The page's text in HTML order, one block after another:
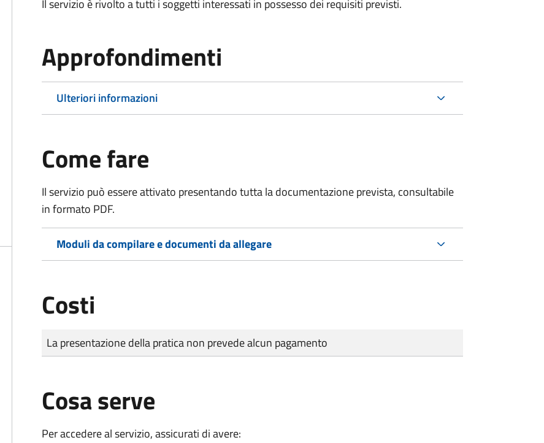
Il servizio è rivolto a tutti i soggetti interessati in possesso dei requisiti previsti.
Approfondimenti
Ulteriori informazioni
Come fare
Il servizio può essere attivato presentando tutta la documentazione prevista, consultabile
in formato PDF.
Moduli da compilare e documenti da allegare
Costi
Tipo di pagamento
Importo
La presentazione della pratica non prevede alcun pagamento
Cosa serve
Per accedere al servizio, assicurati di avere: